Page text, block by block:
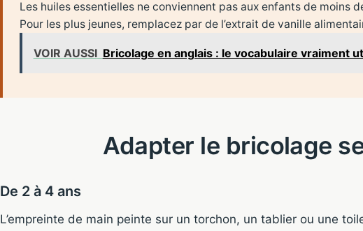
Les huiles essentielles ne conviennent pas aux enfants de moins
Pour les plus jeunes, remplacez par de l’extrait de vanille
VOIR AUSSI Bricolage en anglais : le vocabulaire vraiment
Adapter le bricolage
De 2 à 4 ans
L’empreinte de main peinte sur un torchon, un tablier ou une